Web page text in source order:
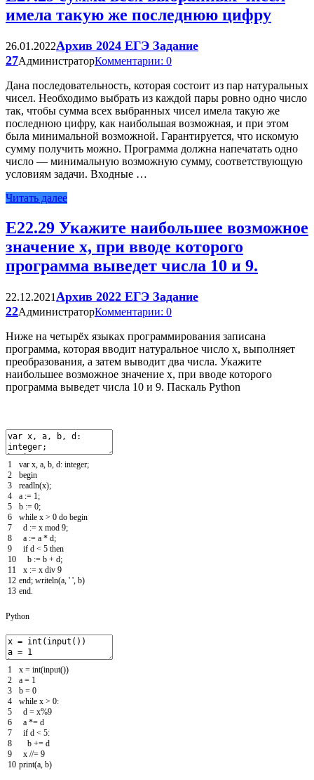
имела такую же последнюю цифру
26.01.2022Архив 2024 ЕГЭ Задание
27АдминистраторКомментарии: 0
Дана последовательность, которая состоит из пар натуральных
чисел. Необходимо выбрать из каждой пары ровно одно число
так, чтобы сумма всех выбранных чисел имела такую же
последнюю цифру, как наибольшая возможная, и при этом
была минимальной возможной. Гарантируется, что искомую
сумму получить можно. Программа должна напечатать одно
число — минимальную возможную сумму, соответствующую
условиям задачи. Входные …
Читать далее
Е22.29 Укажите наибольшее возможное
значение x, при вводе которого
программа выведет числа 10 и 9.
22.12.2021Архив 2022 ЕГЭ Задание
22АдминистраторКомментарии: 0
Ниже на четырёх языках программирования записана
программа, которая вводит натуральное число x, выполняет
преобразования, а затем выводит два числа. Укажите
наибольшее возможное значение x, при вводе которого
программа выведет числа 10 и 9. Паскаль Python
1
2
3
4
5
6
7
8
9
10
11
12
13
var x, a, b, d: integer;
begin
readln(x);
a := 1;
b := 0;
while x > 0 do begin
d := x mod 9;
a := a * d;
if d < 5 then
b := b + d;
x := x div 9
end; writeln(a, ' ', b)
end.
Python
1
2
3
4
5
6
7
8
9
10
x = int(input())
a = 1
b = 0
while x > 0:
d = x%9
a *= d
if d < 5:
b += d
x //= 9
print(a b)